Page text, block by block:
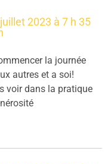
2023 à 7 h 35
la journée
autres et a soi!
voir dans la pratique